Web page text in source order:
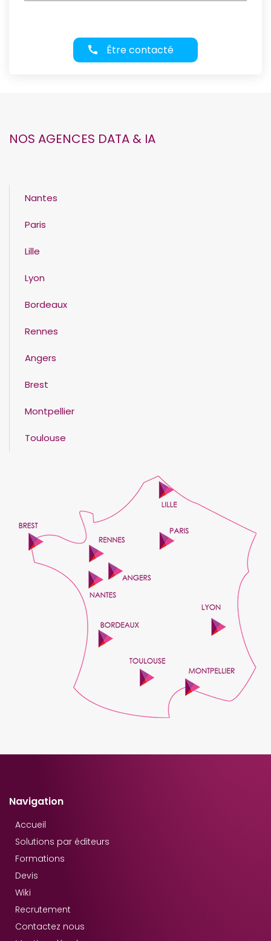
Être contacté
NOS AGENCES DATA & IA
Nantes
Paris
Lille
Lyon
Bordeaux
Rennes
Angers
Brest
Montpellier
Toulouse
Navigation
Accueil
Solutions par éditeurs
Formations
Devis
Wiki
Recrutement
Contactez nous